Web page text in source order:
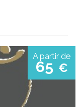
A partir de
65 €